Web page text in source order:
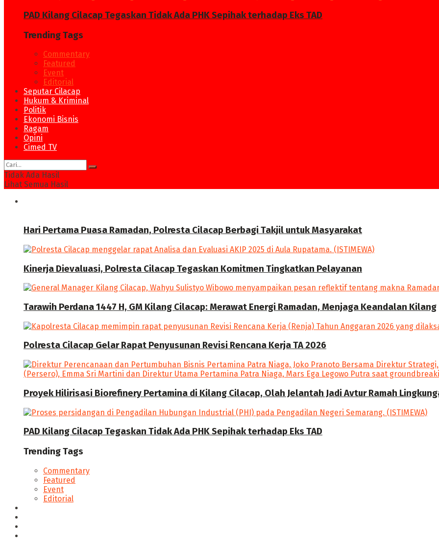
PAD Kilang Cilacap Tegaskan Tidak Ada PHK Sepihak terhadap Eks TAD
Trending Tags
Commentary
Featured
Event
Editorial
Seputar Cilacap
Hukum & Kriminal
Politik
Ekonomi Bisnis
Ragam
Opini
Cimed TV
Tidak Ada Hasil
Lihat Semua Hasil
Hari Pertama Puasa Ramadan, Polresta Cilacap Berbagi Takjil untuk Masyarakat
Kinerja Dievaluasi, Polresta Cilacap Tegaskan Komitmen Tingkatkan Pelayanan
Tarawih Perdana 1447 H, GM Kilang Cilacap: Merawat Energi Ramadan, Menjaga Keandalan Kilang
Polresta Cilacap Gelar Rapat Penyusunan Revisi Rencana Kerja TA 2026
Proyek Hilirisasi Biorefinery Pertamina di Kilang Cilacap, Olah Jelantah Jadi Avtur Ramah
PAD Kilang Cilacap Tegaskan Tidak Ada PHK Sepihak terhadap Eks TAD
Trending Tags
Commentary
Featured
Event
Editorial